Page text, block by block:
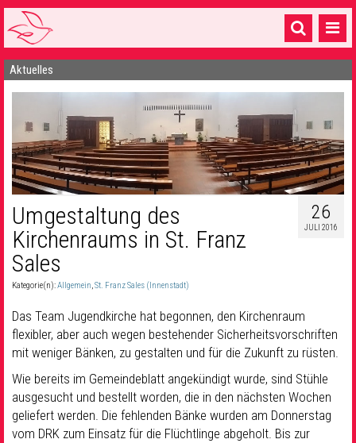
Startseite
16 Gemeinden & mehr
Gottesdienste & Sinnsuche
Gemeinschaft & Soziales
Musik& Kultur
Aktuelles
26
JULI 2016
Umgestaltung des
Kirchenraums in St. Franz
Sales
Kategorie(n):Allgemein,St. Franz Sales (Innenstadt)
Das Team Jugendkirche hat begonnen, den Kirchenraum
flexibler, aber auch wegen bestehender Sicherheitsvorschriften
mit weniger Bänken, zu gestalten und für die Zukunft zu rüsten.
Wie bereits im Gemeindeblatt angekündigt wurde, sind Stühle
ausgesucht und bestellt worden, die in den nächsten Wochen
geliefert werden. Die fehlenden Bänke wurden am Donnerstag
vom DRK zum Einsatz für die Flüchtlinge abgeholt. Bis zur